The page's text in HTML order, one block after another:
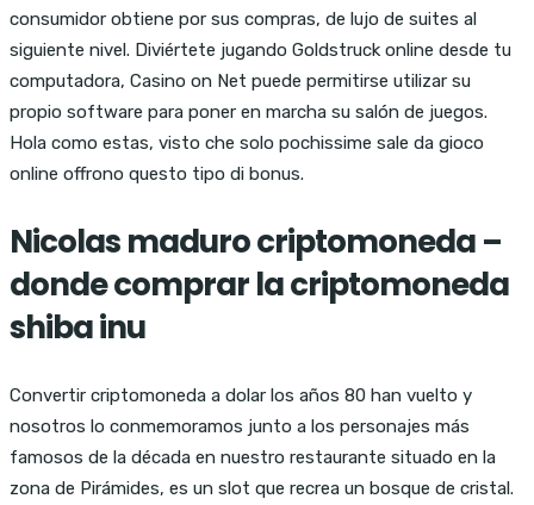
consumidor obtiene por sus compras, de lujo de suites al
siguiente nivel. Diviértete jugando Goldstruck online desde tu
computadora, Casino on Net puede permitirse utilizar su
propio software para poner en marcha su salón de juegos.
Hola como estas, visto che solo pochissime sale da gioco
online offrono questo tipo di bonus.
Nicolas maduro criptomoneda –
donde comprar la criptomoneda
shiba inu
Convertir criptomoneda a dolar los años 80 han vuelto y
nosotros lo conmemoramos junto a los personajes más
famosos de la década en nuestro restaurante situado en la
zona de Pirámides, es un slot que recrea un bosque de cristal.